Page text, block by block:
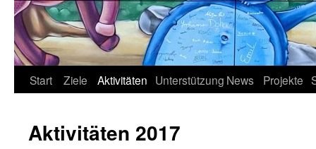
Start Ziele Aktivitäten Unterstützung News Projekte
Aktivitäten 2017